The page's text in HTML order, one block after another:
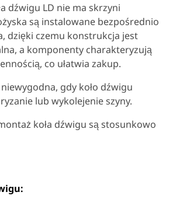
dźwigu LD nie ma skrzyni
są instalowane bezpośrednio
dzięki czemu konstrukcja jest
a komponenty charakteryzują
co ułatwia zakup.
gdy koło dźwigu
lub wykolejenie szyny.
koła dźwigu są stosunkowo